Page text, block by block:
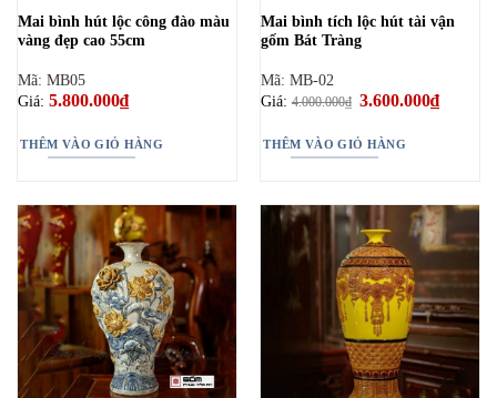
Mai bình hút lộc công đào màu
vàng đẹp cao 55cm
Mã: MB05
Giá: 5.800.000₫
THÊM VÀO GIỎ HÀNG
Mai bình tích lộc hút tài vận
gốm Bát Tràng
Mã: MB-02
Giá:4.000.000₫ Giá
gốc
4.000.000₫.
3.600.000₫Giá
hiện
THÊM VÀO GIỎ HÀNG